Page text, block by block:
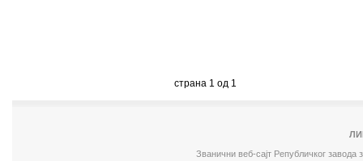
страна 1 од 1
Званични веб-сајт Републичког